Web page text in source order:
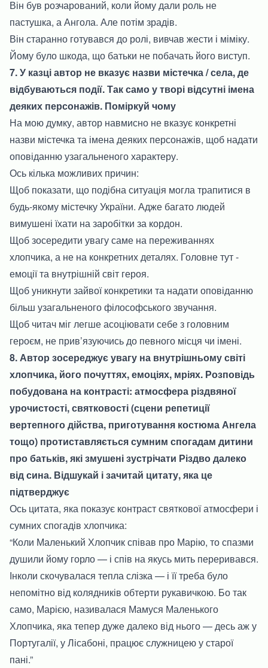
Він був розчарований, коли йому дали роль не
пастушка, а Ангола. Але потім зрадів.
Він старанно готувався до ролі, вивчав жести і міміку.
Йому було шкода, що батьки не побачать його виступ.
7. У казці автор не вказує назви містечка / села, де
відбуваються події. Так само у творі відсутні імена
деяких персонажів. Поміркуй чому
На мою думку, автор навмисно не вказує конкретні
назви містечка та імена деяких персонажів, щоб надати
оповіданню узагальненого характеру.
Ось кілька можливих причин:
Щоб показати, що подібна ситуація могла трапитися в
будь-якому містечку України. Адже багато людей
вимушені їхати на заробітки за кордон.
Щоб зосередити увагу саме на переживаннях
хлопчика, а не на конкретних деталях. Головне тут -
емоції та внутрішній світ героя.
Щоб уникнути зайвої конкретики та надати оповіданню
більш узагальненого філософського звучання.
Щоб читач міг легше асоціювати себе з головним
героєм, не прив’язуючись до певного місця чи імені.
8. Автор зосереджує увагу на внутрішньому світі
хлопчика, його почуттях, емоціях, мріях. Розповідь
побудована на контрасті: атмосфера різдвяної
урочистості, святковості (сцени репетиції
вертепного дійства, приготування костюма Ангела
тощо) протиставляється сумним спогадам дитини
про батьків, які змушені зустрічати Різдво далеко
від сина. Відшукай і зачитай цитату, яка це
підтверджує
Ось цитата, яка показує контраст святкової атмосфери і
сумних спогадів хлопчика:
“Коли Маленький Хлопчик співав про Марію, то спазми
душили йому горло — і спів на якусь мить переривався.
Інколи скочувалася тепла слізка — і її треба було
непомітно від колядників обтерти рукавичкою. Бо так
само, Марією, називалася Мамуся Маленького
Хлопчика, яка тепер дуже далеко від нього — десь аж у
Португалії, у Лісабоні, працює служницею у старої
пані.”